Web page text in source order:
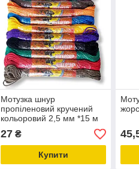
Мотузка шнур
пропіленовий кручений
кольоровий 2,5 мм *15 м
27₴
Купити